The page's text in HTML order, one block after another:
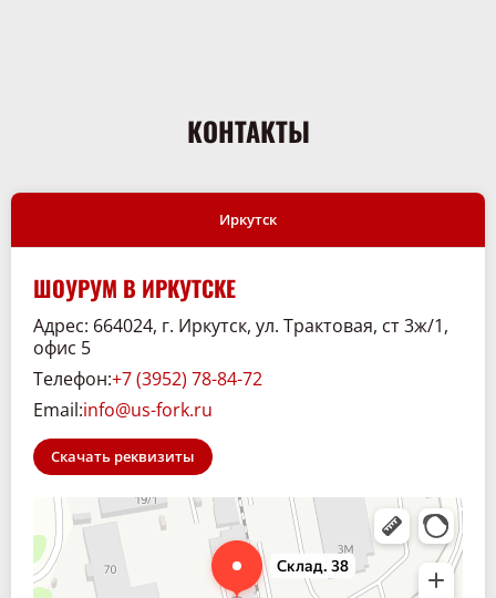
КОНТАКТЫ
Иркутск
ШОУРУМ В ИРКУТСКЕ
Адрес: 664024, г. Иркутск, ул. Трактовая, ст 3ж/1,
офис 5
Телефон:+7 (3952) 78-84-72
Email:info@us-fork.ru
Скачать реквизиты
Склад. 38
Спецтехника и спецавтомобили в Иркутске